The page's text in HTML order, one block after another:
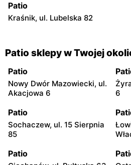
Patio
Kraśnik, ul. Lubelska 82
Patio sklepy w Twojej
Patio
Nowy Dwór Mazowiecki, ul.
Akacjowa 6
6
Patio
Sochaczew, ul. 15 Sierpnia
85
Patio